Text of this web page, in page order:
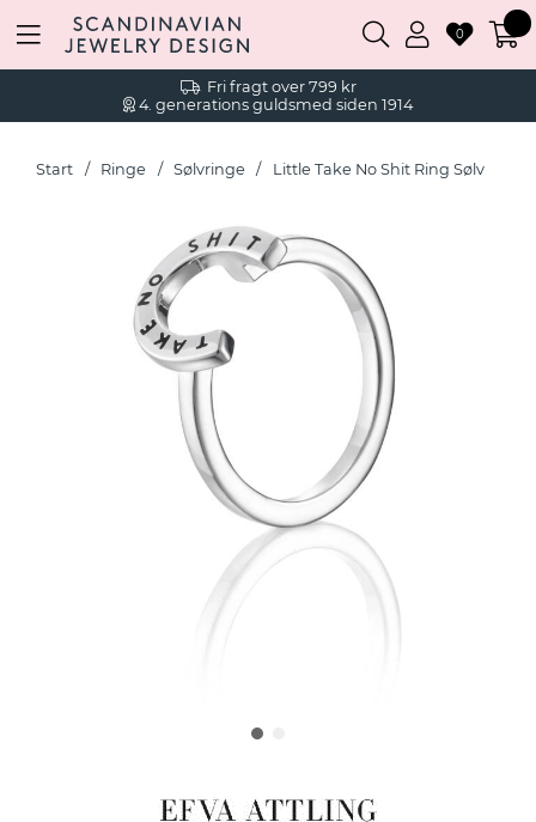
Fri fragt over 799 kr
4. generations guldsmed siden 1914
0
Start Ringe Sølvringe Little Take No Shit Ring Sølv